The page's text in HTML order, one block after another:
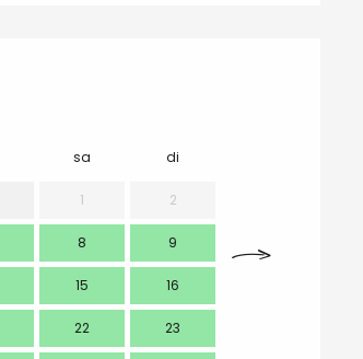
sa di
1 2
8 9
15 16
22 23